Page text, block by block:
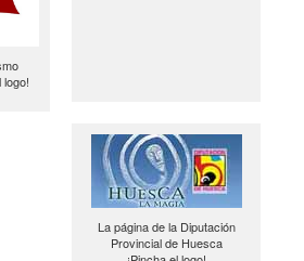
logo!
La página de la Diputación
Provincial de Huesca